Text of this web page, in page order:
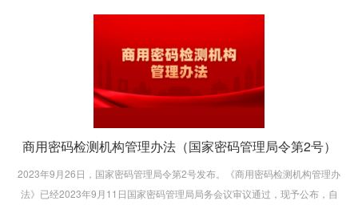
商用密码检测机构管理办法（国家密码管理局令第2号）
2023年9月26日，国家密码管理局令第2号发布。《商用密码检测机构管理办
法》已经2023年9月11日国家密码管理局局务会议审议通过，现予公布，自